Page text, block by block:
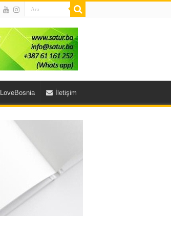
LoveBosnia İletişim